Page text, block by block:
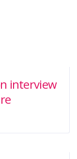
interview